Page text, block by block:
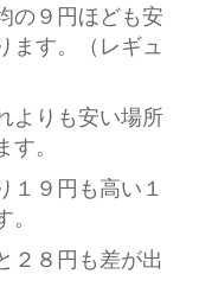
の９円ほども安
ます。（レギュ
よりも安い場所
。
１９円も高い１
２８円も差が出